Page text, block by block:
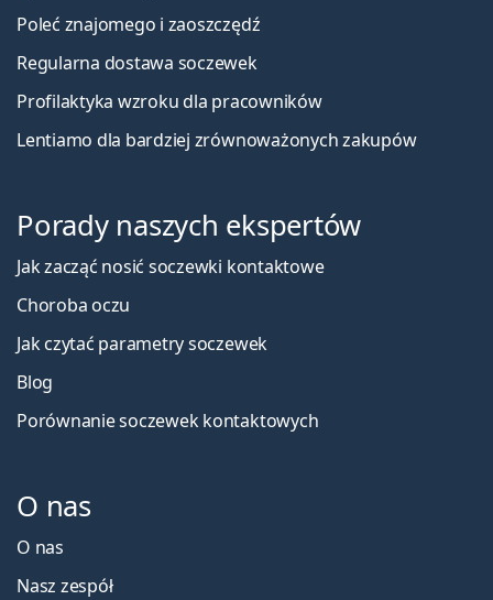
Poleć znajomego i zaoszczędź
Regularna dostawa soczewek
Profilaktyka wzroku dla pracowników
Lentiamo dla bardziej zrównoważonych zakupów
Porady naszych ekspertów
Jak zacząć nosić soczewki kontaktowe
Choroba oczu
Jak czytać parametry soczewek
Blog
Porównanie soczewek kontaktowych
O nas
O nas
Nasz zespół